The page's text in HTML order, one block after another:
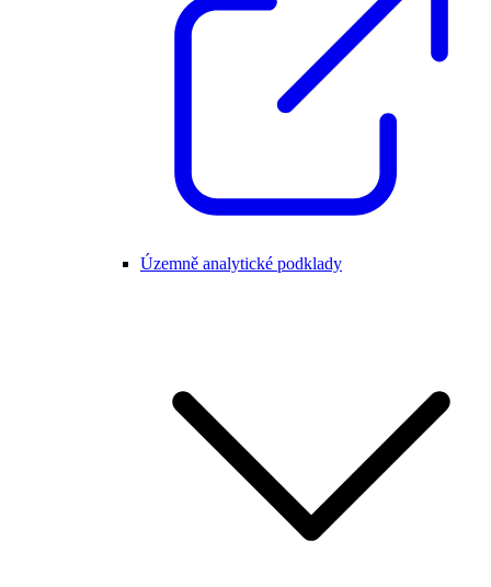
Územně analytické podklady